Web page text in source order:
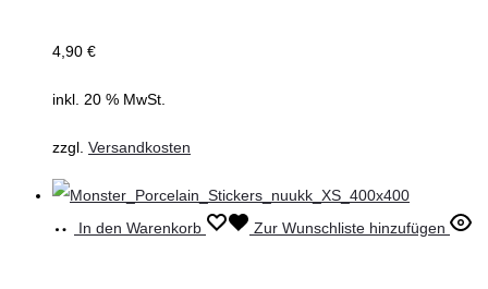
4,90 €
inkl. 20 % MwSt.
zzgl. Versandkosten
In den Warenkorb Zur Wunschliste hinzufügen